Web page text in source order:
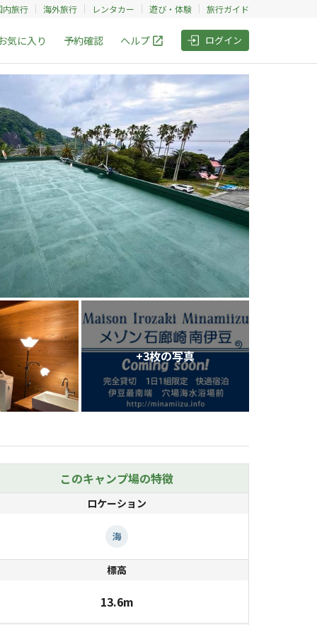
内旅行 海外旅行 レンタカー 遊び・体験 旅行ガイド
気に入り 予約確認 ヘルプ ログイン
+3枚の写真
このキャンプ場の特徴
ロケーション
海
標高
13.6m